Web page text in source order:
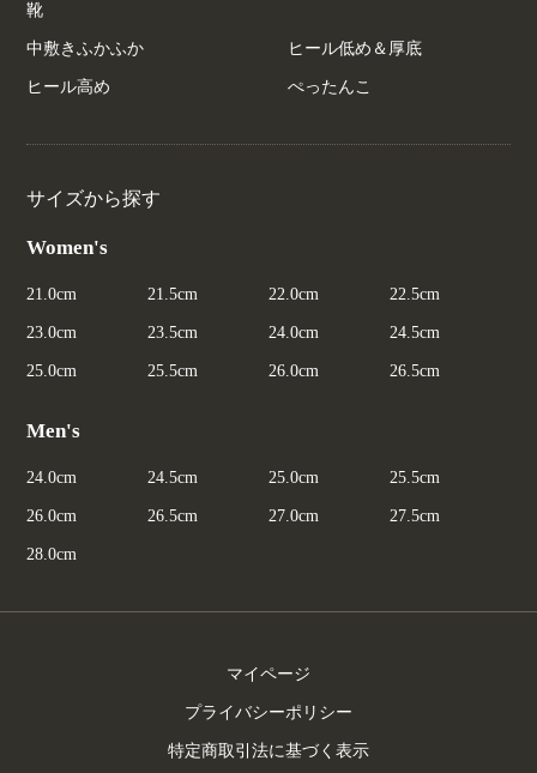
靴
中敷きふかふか ヒール低め＆厚底
ヒール高め ぺったんこ
サイズから探す
Women's
21.0cm 21.5cm 22.0cm 22.5cm
23.0cm 23.5cm 24.0cm 24.5cm
25.0cm 25.5cm 26.0cm 26.5cm
Men's
24.0cm 24.5cm 25.0cm 25.5cm
26.0cm 26.5cm 27.0cm 27.5cm
28.0cm
マイページ
プライバシーポリシー
特定商取引法に基づく表示